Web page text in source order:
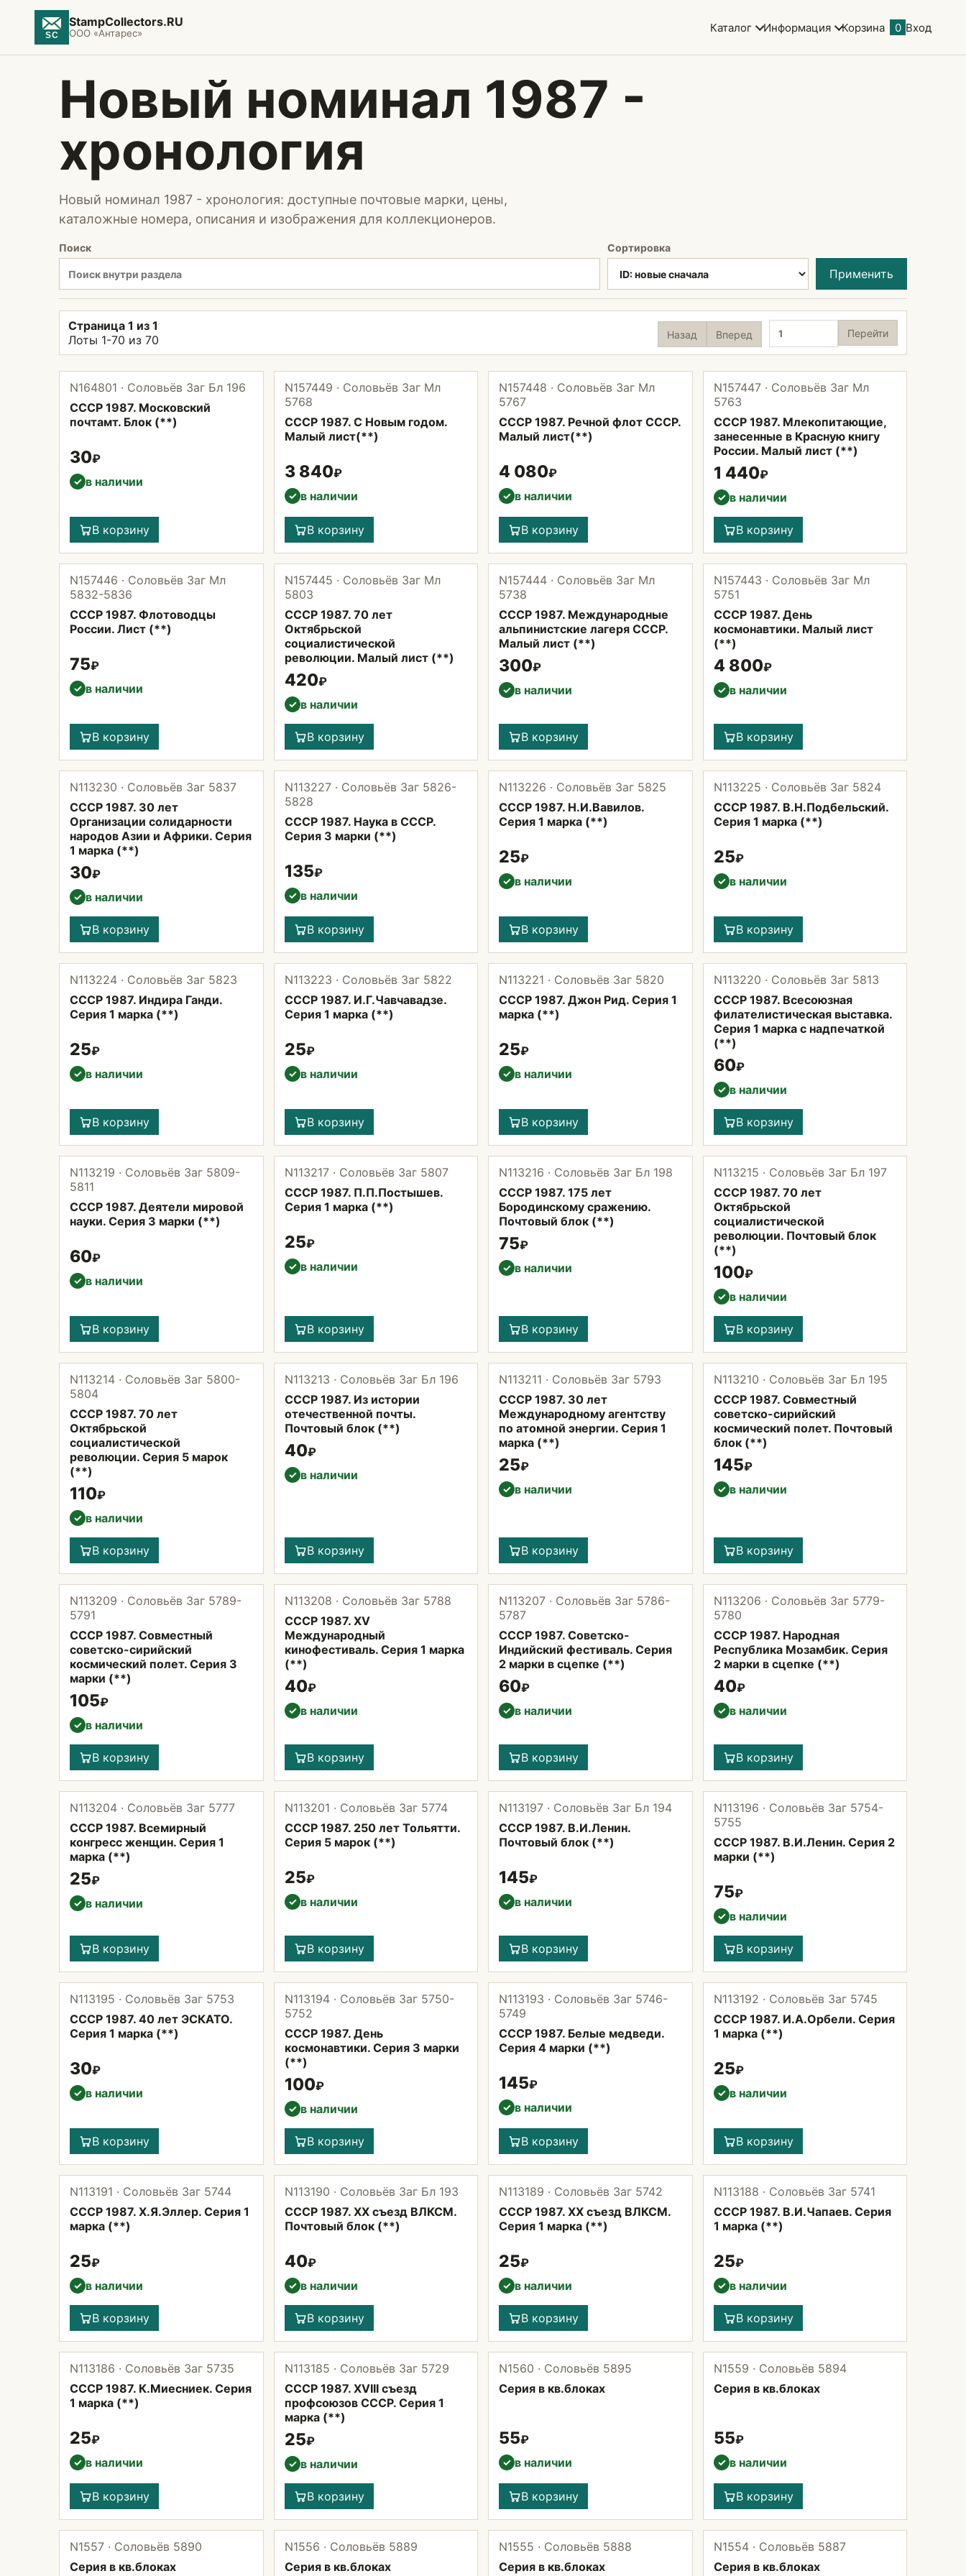
StampCollectors.RU
ООО «Антарес» Каталог Информация Корзина 0 Вход
Новый номинал 1987 -
хронология
Новый номинал 1987 - хронология: доступные почтовые марки, цены,
каталожные номера, описания и изображения для коллекционеров.
Поиск Сортировка
Применить
Страница 1 из 1
Лоты 1-70 из 70
Назад Вперед Перейти
N164801 · Соловьёв Заг Бл 196
СССР 1987. Московский
почтамт. Блок (**)
30₽
✓ в наличии
В корзину
N157449 · Соловьёв Заг Мл
5768
СССР 1987. С Новым годом.
Малый лист(**)
3 840₽
✓ в наличии
В корзину
N157448 · Соловьёв Заг Мл
5767
СССР 1987. Речной флот СССР.
Малый лист(**)
4 080₽
✓ в наличии
В корзину
N157447 · Соловьёв Заг Мл
5763
СССР 1987. Млекопитающие,
занесенные в Красную книгу
России. Малый лист (**)
1 440₽
✓ в наличии
В корзину
N157446 · Соловьёв Заг Мл
5832-5836
СССР 1987. Флотоводцы
России. Лист (**)
75₽
✓ в наличии
В корзину
N157445 · Соловьёв Заг Мл
5803
СССР 1987. 70 лет
Октябрьской
социалистической
революции. Малый лист (**)
420₽
✓ в наличии
В корзину
N157444 · Соловьёв Заг Мл
5738
СССР 1987. Международные
альпинистские лагеря СССР.
Малый лист (**)
300₽
✓ в наличии
В корзину
N157443 · Соловьёв Заг Мл
5751
СССР 1987. День
космонавтики. Малый лист
(**)
4 800₽
✓ в наличии
В корзину
N113230 · Соловьёв Заг 5837
СССР 1987. 30 лет
Организации солидарности
народов Азии и Африки. Серия
1 марка (**)
30₽
✓ в наличии
В корзину
N113227 · Соловьёв Заг 5826-
5828
СССР 1987. Наука в СССР.
Серия 3 марки (**)
135₽
✓ в наличии
В корзину
N113226 · Соловьёв Заг 5825
СССР 1987. Н.И.Вавилов.
Серия 1 марка (**)
25₽
✓ в наличии
В корзину
N113225 · Соловьёв Заг 5824
СССР 1987. В.Н.Подбельский.
Серия 1 марка (**)
25₽
✓ в наличии
В корзину
N113224 · Соловьёв Заг 5823
СССР 1987. Индира Ганди.
Серия 1 марка (**)
25₽
✓ в наличии
В корзину
N113223 · Соловьёв Заг 5822
СССР 1987. И.Г.Чавчавадзе.
Серия 1 марка (**)
25₽
✓ в наличии
В корзину
N113221 · Соловьёв Заг 5820
СССР 1987. Джон Рид. Серия 1
марка (**)
25₽
✓ в наличии
В корзину
N113220 · Соловьёв Заг 5813
СССР 1987. Всесоюзная
филателистическая выставка.
Серия 1 марка с надпечаткой
(**)
60₽
✓ в наличии
В корзину
N113219 · Соловьёв Заг 5809-
5811
СССР 1987. Деятели мировой
науки. Серия 3 марки (**)
60₽
✓ в наличии
В корзину
N113217 · Соловьёв Заг 5807
СССР 1987. П.П.Постышев.
Серия 1 марка (**)
25₽
✓ в наличии
В корзину
N113216 · Соловьёв Заг Бл 198
СССР 1987. 175 лет
Бородинскому сражению.
Почтовый блок (**)
75₽
✓ в наличии
В корзину
N113215 · Соловьёв Заг Бл 197
СССР 1987. 70 лет
Октябрьской
социалистической
революции. Почтовый блок
(**)
100₽
✓ в наличии
В корзину
N113214 · Соловьёв Заг 5800-
5804
СССР 1987. 70 лет
Октябрьской
социалистической
революции. Серия 5 марок
(**)
110₽
✓ в наличии
В корзину
N113213 · Соловьёв Заг Бл 196
СССР 1987. Из истории
отечественной почты.
Почтовый блок (**)
40₽
✓ в наличии
В корзину
N113211 · Соловьёв Заг 5793
СССР 1987. 30 лет
Международному агентству
по атомной энергии. Серия 1
марка (**)
25₽
✓ в наличии
В корзину
N113210 · Соловьёв Заг Бл 195
СССР 1987. Совместный
советско-сирийский
космический полет. Почтовый
блок (**)
145₽
✓ в наличии
В корзину
N113209 · Соловьёв Заг 5789-
5791
СССР 1987. Совместный
советско-сирийский
космический полет. Серия 3
марки (**)
105₽
✓ в наличии
В корзину
N113208 · Соловьёв Заг 5788
СССР 1987. XV
Международный
кинофестиваль. Серия 1 марка
(**)
40₽
✓ в наличии
В корзину
N113207 · Соловьёв Заг 5786-
5787
СССР 1987. Советско-
Индийский фестиваль. Серия
2 марки в сцепке (**)
60₽
✓ в наличии
В корзину
N113206 · Соловьёв Заг 5779-
5780
СССР 1987. Народная
Республика Мозамбик. Серия
2 марки в сцепке (**)
40₽
✓ в наличии
В корзину
N113204 · Соловьёв Заг 5777
СССР 1987. Всемирный
конгресс женщин. Серия 1
марка (**)
25₽
✓ в наличии
В корзину
N113201 · Соловьёв Заг 5774
СССР 1987. 250 лет Тольятти.
Серия 5 марок (**)
25₽
✓ в наличии
В корзину
N113197 · Соловьёв Заг Бл 194
СССР 1987. В.И.Ленин.
Почтовый блок (**)
145₽
✓ в наличии
В корзину
N113196 · Соловьёв Заг 5754-
5755
СССР 1987. В.И.Ленин. Серия 2
марки (**)
75₽
✓ в наличии
В корзину
N113195 · Соловьёв Заг 5753
СССР 1987. 40 лет ЭСКАТО.
Серия 1 марка (**)
30₽
✓ в наличии
В корзину
N113194 · Соловьёв Заг 5750-
5752
СССР 1987. День
космонавтики. Серия 3 марки
(**)
100₽
✓ в наличии
В корзину
N113193 · Соловьёв Заг 5746-
5749
СССР 1987. Белые медведи.
Серия 4 марки (**)
145₽
✓ в наличии
В корзину
N113192 · Соловьёв Заг 5745
СССР 1987. И.А.Орбели. Серия
1 марка (**)
25₽
✓ в наличии
В корзину
N113191 · Соловьёв Заг 5744
СССР 1987. Х.Я.Эллер. Серия 1
марка (**)
25₽
✓ в наличии
В корзину
N113190 · Соловьёв Заг Бл 193
СССР 1987. XX съезд ВЛКСМ.
Почтовый блок (**)
40₽
✓ в наличии
В корзину
N113189 · Соловьёв Заг 5742
СССР 1987. XX съезд ВЛКСМ.
Серия 1 марка (**)
25₽
✓ в наличии
В корзину
N113188 · Соловьёв Заг 5741
СССР 1987. В.И.Чапаев. Серия
1 марка (**)
25₽
✓ в наличии
В корзину
N113186 · Соловьёв Заг 5735
СССР 1987. К.Миесниек. Серия
1 марка (**)
25₽
✓ в наличии
В корзину
N113185 · Соловьёв Заг 5729
СССР 1987. XVIII съезд
профсоюзов СССР. Серия 1
марка (**)
25₽
✓ в наличии
В корзину
N1560 · Соловьёв 5895
Серия в кв.блоках
55₽
✓ в наличии
В корзину
N1559 · Соловьёв 5894
Серия в кв.блоках
55₽
✓ в наличии
В корзину
N1557 · Соловьёв 5890
Серия в кв.блоках
N1556 · Соловьёв 5889
Серия в кв.блоках
N1555 · Соловьёв 5888
Серия в кв.блоках
N1554 · Соловьёв 5887
Серия в кв.блоках